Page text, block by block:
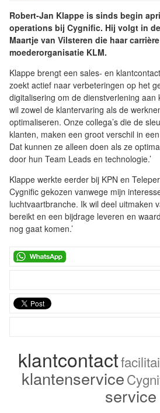
Robert-Jan Klappe is sinds begin
operations bij Cygnific. Hij volgt in
Maartje van Vilsteren die haar
moederorganisatie KLM.
Klappe brengt een sales- en
zoekt actief naar verbeteringen op het
digitalisering om de dienstverlening aan
wil zowel de klantervaring als de
optimaliseren. Onze collega’s die de
klanten, maken een groot verschil in
Dat kunnen ze alleen doen als ze
door hun Team Leads en technologie.’
Klappe werkte eerder bij KPN en
Cygnific gekozen vanwege mijn
luchtvaartbranche. Ik wil deel uitmaken
bereikt en een bijdrage leveren en
nog gaat komen.’
klantcontact
klantenservice
service